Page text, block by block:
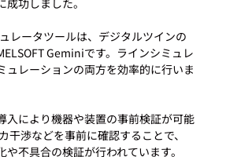
功しました。
レータツールは、デジタルツインの
Geminiです。ラインシミュレ
ュレーションの両方を効率的に行いま
入により機器や装置の事前検証が可能
干渉などを事前に確認することで、
不具合の検証が行われています。